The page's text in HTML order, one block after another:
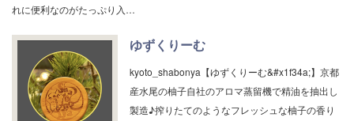
れに便利なのがたっぷり入…
ゆずくりーむ
kyoto_shabonya【ゆずくりーむ&#x1f34a;】京都
産水尾の柚子自社のアロマ蒸留機で精油を抽出し
製造♪搾りたてのようなフレッシュな柚子の香り